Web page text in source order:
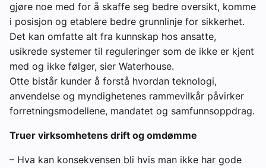
gjøre noe med for å skaffe seg bedre oversikt, komme
i posisjon og etablere bedre grunnlinje for sikkerhet.
Det kan omfatte alt fra kunnskap hos ansatte,
usikrede systemer til reguleringer som de ikke er kjent
med og ikke følger, sier Waterhouse.
Otte bistår kunder å forstå hvordan teknologi,
anvendelse og myndighetenes rammevilkår påvirker
forretningsmodellene, mandatet og samfunnsoppdrag.
Truer virksomhetens drift og omdømme
– Hva kan konsekvensen bli hvis man ikke har gode